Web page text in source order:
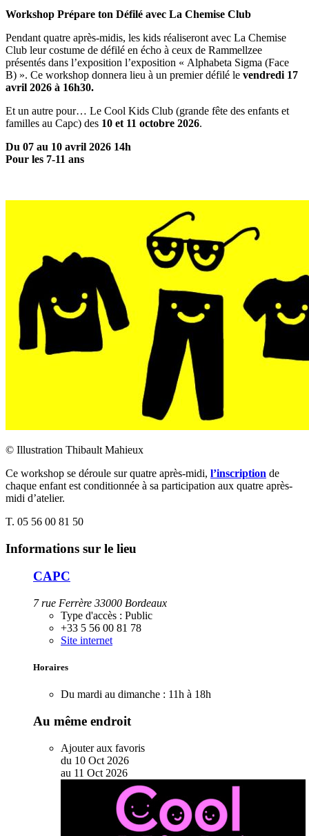
Workshop Prépare ton Défilé avec La Chemise Club
Pendant quatre après-midis, les kids réaliseront avec La Chemise
Club leur costume de défilé en écho à ceux de Rammellzee
présentés dans l’exposition l’exposition « Alphabeta Sigma (Face
B) ». Ce workshop donnera lieu à un premier défilé le vendredi 17
avril 2026 à 16h30.
Et un autre pour… Le Cool Kids Club (grande fête des enfants et
familles au Capc) des 10 et 11 octobre 2026.
Du 07 au 10 avril 2026 14h
Pour les 7-11 ans
© Illustration Thibault Mahieux
Ce workshop se déroule sur quatre après-midi, l’inscription de
chaque enfant est conditionnée à sa participation aux quatre après-
midi d’atelier.
T. 05 56 00 81 50
Informations sur le lieu
CAPC
7 rue Ferrère 33000 Bordeaux
Type d'accès : Public
+33 5 56 00 81 78
Site internet
Horaires
Du mardi au dimanche : 11h à 18h
Au même endroit
Ajouter aux favoris
du 10 Oct 2026
au 11 Oct 2026